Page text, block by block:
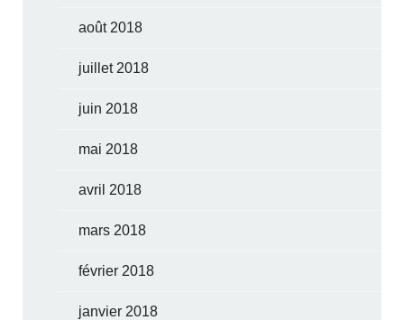
août 2018
juillet 2018
juin 2018
mai 2018
avril 2018
mars 2018
février 2018
janvier 2018